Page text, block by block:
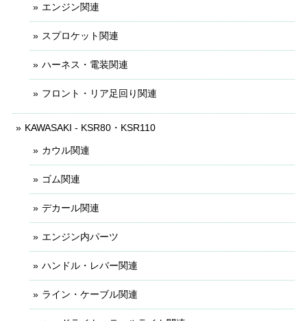
エンジン関連
スプロケット関連
ハーネス・電装関連
フロント・リア足回り関連
KAWASAKI - KSR80・KSR110
カウル関連
ゴム関連
デカール関連
エンジン内パーツ
ハンドル・レバー関連
ライン・ケーブル関連